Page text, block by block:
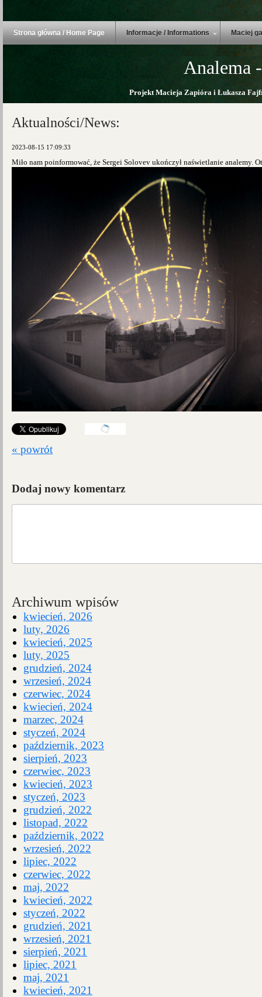
Strona główna / Home Page Informacje / Informations Maciej
Analema
Projekt Macieja Zapióra i Łukasza
Aktualności/News:
2023-08-15 17:09:33
Miło nam poinformować, że Sergei Solovev ukończył naświetlanie analemy.
« powrót
Dodaj nowy komentarz
Archiwum wpisów
kwiecień, 2026
luty, 2026
kwiecień, 2025
luty, 2025
grudzień, 2024
wrzesień, 2024
czerwiec, 2024
kwiecień, 2024
marzec, 2024
styczeń, 2024
październik, 2023
sierpień, 2023
czerwiec, 2023
kwiecień, 2023
styczeń, 2023
grudzień, 2022
listopad, 2022
październik, 2022
wrzesień, 2022
lipiec, 2022
czerwiec, 2022
maj, 2022
kwiecień, 2022
styczeń, 2022
grudzień, 2021
wrzesień, 2021
sierpień, 2021
lipiec, 2021
maj, 2021
kwiecień, 2021